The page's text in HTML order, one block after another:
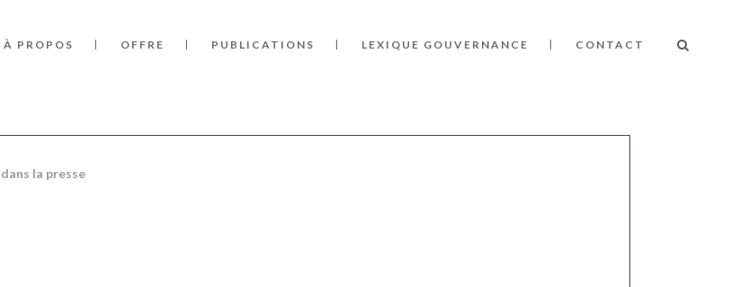
À PROPOS OFFRE PUBLICATIONS LEXIQUE GOUVERNANCE CONTACT
la presse